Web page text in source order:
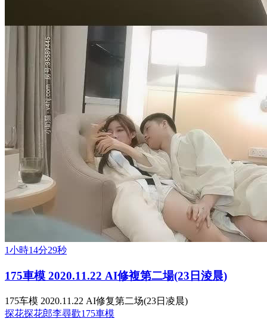
1小時14分29秒
175車模 2020.11.22 AI修複第二場(23日淩晨)
175车模 2020.11.22 AI修复第二场(23日凌晨)
探花探花郎李尋歡175車模